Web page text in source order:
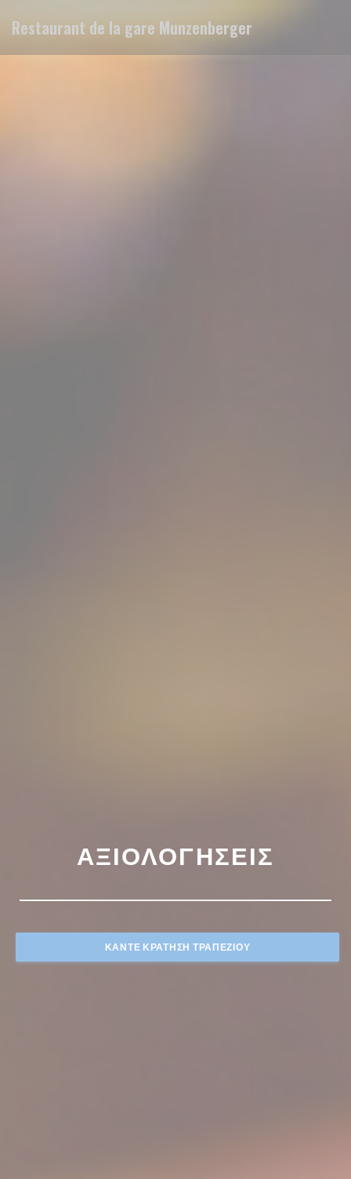
Restaurant de la gare Munzenberger
ΑΞΙΟΛΟΓΉΣΕΙΣ
ΚΆΝΤΕ ΚΡΆΤΗΣΗ ΤΡΑΠΕΖΙΟΎ